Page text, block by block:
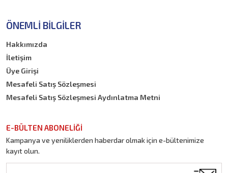
ÖNEMLI BILGILER
Hakkımızda
İletişim
Üye Girişi
Mesafeli Satış Sözleşmesi
Mesafeli Satış Sözleşmesi Aydınlatma Metni
E-BÜLTEN ABONELİĞİ
Kampanya ve yeniliklerden haberdar olmak için e-bültenimize
kayıt olun.